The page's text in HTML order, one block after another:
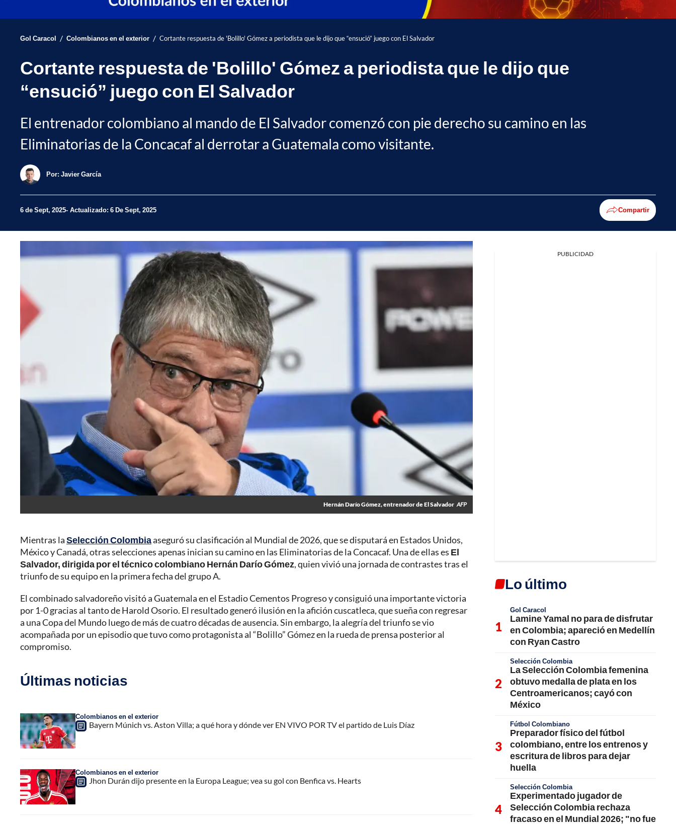
Gol Caracol / Colombianos en el exterior / Cortante respuesta de 'Bolillo' Gómez a periodista que le dijo que “ensució” juego con El Salvador
Cortante respuesta de 'Bolillo' Gómez a periodista que le dijo que
“ensució” juego con El Salvador
El entrenador colombiano al mando de El Salvador comenzó con pie derecho su camino en las
Eliminatorias de la Concacaf al derrotar a Guatemala como visitante.
Por: Javier García
6 de Sept, 2025 Actualizado: 6 De Sept, 2025 Compartir
Hernán Darío Gómez, entrenador de El Salvador AFP
Mientras laSelección Colombiaaseguró su clasificación al Mundial de 2026, que se disputará en Estados Unidos,
México y Canadá, otras selecciones apenas inician su camino en las Eliminatorias de la Concacaf. Una de ellas es El
Salvador, dirigida por el técnico colombiano Hernán Darío Gómez, quien vivió una jornada de contrastes tras el
triunfo de su equipo en la primera fecha del grupo A.
El combinado salvadoreño visitó a Guatemala en el Estadio Cementos Progreso y consiguió una importante victoria
por 1-0 gracias al tanto de Harold Osorio. El resultado generó ilusión en la afición cuscatleca, que sueña con regresar
a una Copa del Mundo luego de más de cuatro décadas de ausencia. Sin embargo, la alegría del triunfo se vio
acompañada por un episodio que tuvo como protagonista al “Bolillo” Gómez en la rueda de prensa posterior al
compromiso.
Últimas noticias
Colombianos en el exterior
Bayern Múnich vs. Aston Villa; a qué hora y dónde ver EN VIVO POR TV el partido de Luis Díaz
Colombianos en el exterior
Jhon Durán dijo presente en la Europa League; vea su gol con Benfica vs. Hearts
PUBLICIDAD
Lo último
Gol Caracol
Lamine Yamal no para de disfrutar
en Colombia; apareció en Medellín
con Ryan Castro
Selección Colombia
La Selección Colombia femenina
obtuvo medalla de plata en los
Centroamericanos; cayó con
México
Fútbol Colombiano
Preparador físico del fútbol
colombiano, entre los entrenos y
escritura de libros para dejar
huella
Selección Colombia
Experimentado jugador de
Selección Colombia rechaza
fracaso en el Mundial 2026; "no fue